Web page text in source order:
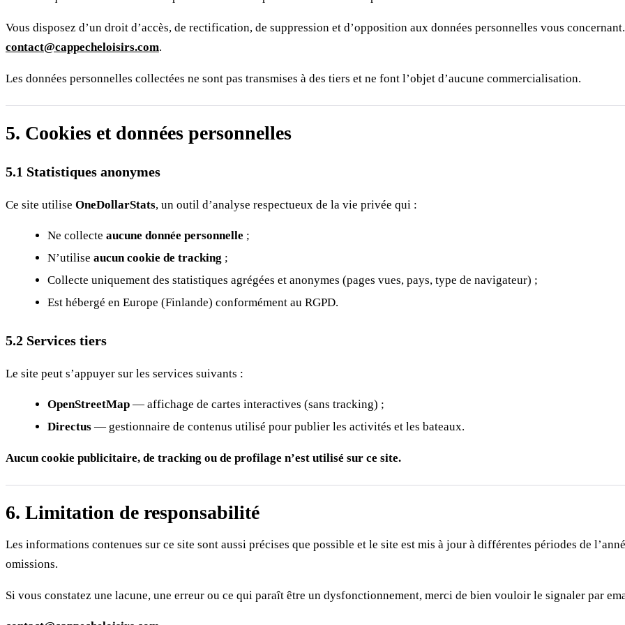
Vous disposez d’un droit d’accès, de rectification, de suppression et d’opposition aux données personnelles vous
contact@cappecheloisirs.com.
Les données personnelles collectées ne sont pas transmises à des tiers et ne font l’objet d’aucune commercialisation.
5. Cookies et données personnelles
5.1 Statistiques anonymes
Ce site utilise OneDollarStats, un outil d’analyse respectueux de la vie privée qui :
Ne collecte aucune donnée personnelle ;
N’utilise aucun cookie de tracking ;
Collecte uniquement des statistiques agrégées et anonymes (pages vues, pays, type de navigateur) ;
Est hébergé en Europe (Finlande) conformément au RGPD.
5.2 Services tiers
Le site peut s’appuyer sur les services suivants :
OpenStreetMap — affichage de cartes interactives (sans tracking) ;
Directus — gestionnaire de contenus utilisé pour publier les activités et les bateaux.
Aucun cookie publicitaire, de tracking ou de profilage n’est utilisé sur ce site.
6. Limitation de responsabilité
Les informations contenues sur ce site sont aussi précises que possible et le site est mis à jour à différentes périodes de
omissions.
Si vous constatez une lacune, une erreur ou ce qui paraît être un dysfonctionnement, merci de bien vouloir le signaler par